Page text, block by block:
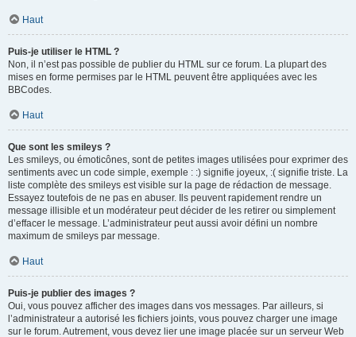
Haut
Puis-je utiliser le HTML ?
Non, il n’est pas possible de publier du HTML sur ce forum. La plupart des
mises en forme permises par le HTML peuvent être appliquées avec les
BBCodes.
Haut
Que sont les smileys ?
Les smileys, ou émoticônes, sont de petites images utilisées pour exprimer des
sentiments avec un code simple, exemple : :) signifie joyeux, :( signifie triste. La
liste complète des smileys est visible sur la page de rédaction de message.
Essayez toutefois de ne pas en abuser. Ils peuvent rapidement rendre un
message illisible et un modérateur peut décider de les retirer ou simplement
d’effacer le message. L’administrateur peut aussi avoir défini un nombre
maximum de smileys par message.
Haut
Puis-je publier des images ?
Oui, vous pouvez afficher des images dans vos messages. Par ailleurs, si
l’administrateur a autorisé les fichiers joints, vous pouvez charger une image
sur le forum. Autrement, vous devez lier une image placée sur un serveur Web